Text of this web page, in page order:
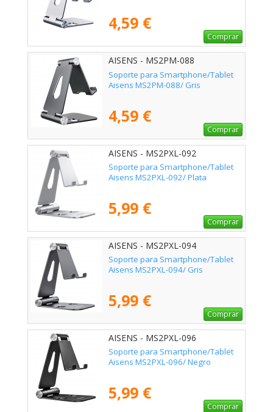
4,59 €
Comprar
AISENS - MS2PM-088
Soporte para Smartphone/Tablet
Aisens MS2PM-088/ Gris
4,59 €
Comprar
AISENS - MS2PXL-092
Soporte para Smartphone/Tablet
Aisens MS2PXL-092/ Plata
5,99 €
Comprar
AISENS - MS2PXL-094
Soporte para Smartphone/Tablet
Aisens MS2PXL-094/ Gris
5,99 €
Comprar
AISENS - MS2PXL-096
Soporte para Smartphone/Tablet
Aisens MS2PXL-096/ Negro
5,99 €
Comprar